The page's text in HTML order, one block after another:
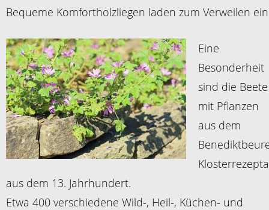
Bequeme Komfortholzliegen laden zum Verweilen
Eine
Besonderheit
sind die Beete
mit Pflanzen
aus dem
aus dem 13. Jahrhundert.
Etwa 400 verschiedene Wild-, Heil-, Küchen- und